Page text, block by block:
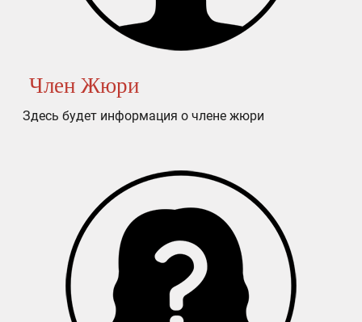
Член Жюри
Здесь будет информация о члене жюри